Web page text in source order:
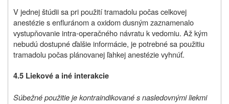
V jednej štúdii sa pri použití tramadolu počas celkovej
anestézie s enfluránom a oxidom dusným zaznamenalo
vystupňovanie intra‑operačného návratu k vedomiu. Až kým
nebudú dostupné ďalšie informácie, je potrebné sa použitiu
tramadolu počas plánovanej ľahkej anestézie vyhnúť.
4.5 Liekové a iné interakcie
Súbežné použitie je kontraindikované s nasledovnými liekmi